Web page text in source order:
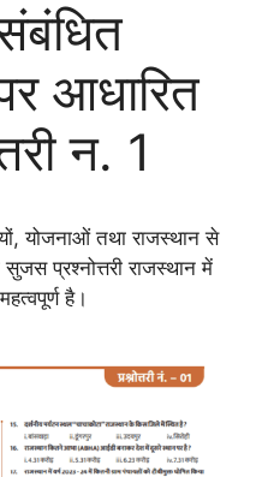
आधारित
न. 1
योजनाओं तथा राजस्थान से
प्रश्नोत्तरी राजस्थान में
है।